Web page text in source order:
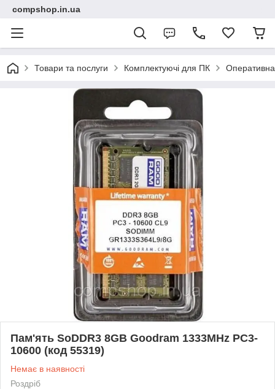
compshop.in.ua
Товари та послуги Комплектуючі для ПК
Пам'ять SoDDR3 8GB Goodram 1333MHz PC3-
10600 (код 55319)
Немає в наявності
Роздріб